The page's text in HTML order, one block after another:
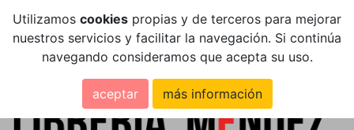
Utilizamos cookies propias y de terceros para mejorar
nuestros servicios y facilitar la navegación. Si continúa
navegando consideramos que acepta su uso.
aceptar más información